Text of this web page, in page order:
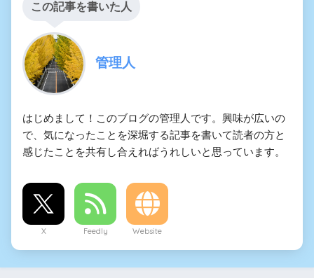
この記事を書いた人
管理人
はじめまして！このブログの管理人です。興味が広いの
で、気になったことを深堀する記事を書いて読者の方と
感じたことを共有し合えればうれしいと思っています。
X Feedly Website